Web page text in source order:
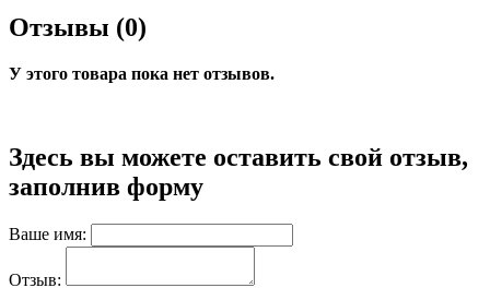
Отзывы (0)
У этого товара пока нет отзывов.
Здесь вы можете оставить свой отзыв,
заполнив форму
Ваше имя:
Отзыв: